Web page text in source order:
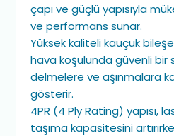
çapı ve güçlü yapısıyla
ve performans sunar.
Yüksek kaliteli kauçuk
hava koşulunda güvenli bir
delmelere ve aşınmalara
gösterir.
4PR (4 Ply Rating) yapısı,
taşıma kapasitesini